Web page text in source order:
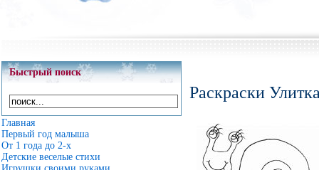
Быстрый поиск
Главная
Первый год малыша
От 1 года до 2-х
Детские веселые стихи
Раскраски